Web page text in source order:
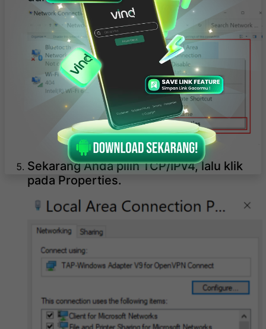
Sekarang Anda pilih TCP/IPv4, lalu klik
pada Properties.